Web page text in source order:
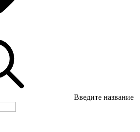
Введите название